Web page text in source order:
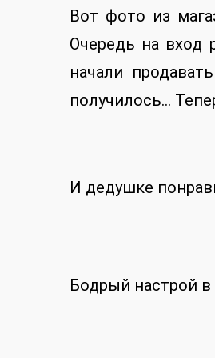
Вот фото из
Очередь на вход
начали
получилось…
И дедушке
Бодрый настрой